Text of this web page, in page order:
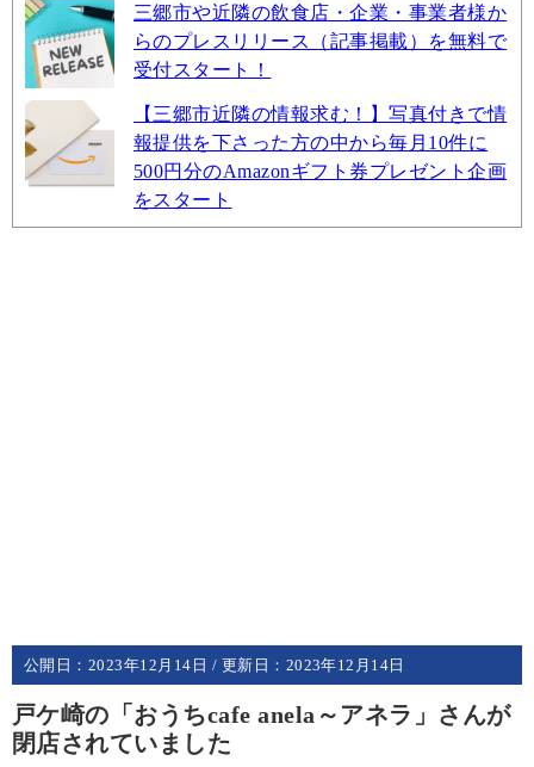
三郷市や近隣の飲食店・企業・事業者様か
らのプレスリリース（記事掲載）を無料で
受付スタート！
【三郷市近隣の情報求む！】写真付きで情
報提供を下さった方の中から毎月10件に
500円分のAmazonギフト券プレゼント企画
をスタート
公開日： 2023年12月14日 / 更新日： 2023年12月14日
戸ケ崎の「おうちcafe anela～アネラ」さんが
閉店されていました